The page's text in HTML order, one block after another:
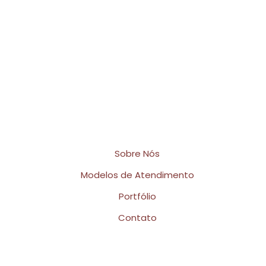
Sobre Nós
Modelos de Atendimento
Portfólio
Contato